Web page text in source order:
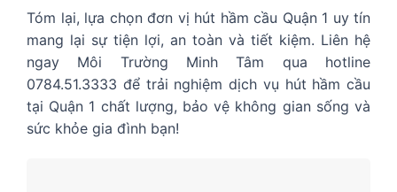
Tóm lại, lựa chọn đơn vị hút hầm cầu Quận 1 uy tín
mang lại sự tiện lợi, an toàn và tiết kiệm. Liên hệ
ngay Môi Trường Minh Tâm qua hotline
0784.51.3333 để trải nghiệm dịch vụ hút hầm cầu
tại Quận 1 chất lượng, bảo vệ không gian sống và
sức khỏe gia đình bạn!